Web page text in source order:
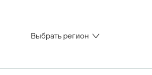
Выбрать регион